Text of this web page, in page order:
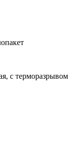
с терморазрывом